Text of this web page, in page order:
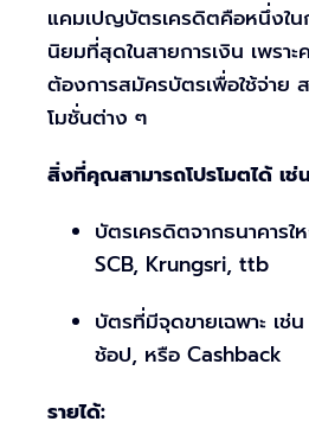
แคมเปญบัตรเครดิตคือหนึ่งใ
นิยมที่สุดในสายการเงิน เพรา
ต้องการสมัครบัตรเพื่อใช้จ่าย
โมชั่นต่าง ๆ
สิ่งที่คุณสามารถโปรโมตได้ เช่
บัตรเครดิตจากธนาคาร
SCB, Krungsri, ttb
บัตรที่มีจุดขายเฉพาะ เช่
ช้อป, หรือ Cashback
รายได้: